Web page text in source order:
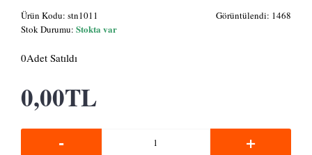
Görüntülendi: 1468
Ürün Kodu: stn1011
Stok Durumu: Stokta var
0Adet Satıldı
0,00TL
- +